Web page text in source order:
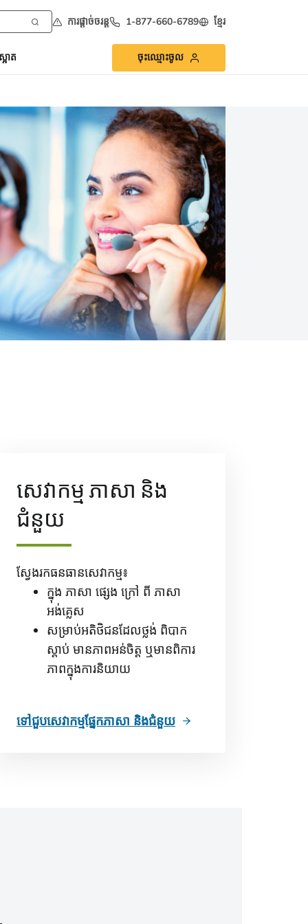
ការផ្ដាច់ចរន្ត 1-877-660-6789 ខ្មែរ
ាត ចុះឈ្មោះចូល
សេវាកម្ម ភាសា និង
ជំនួយ
ស្វែងរកធនធានសេវាកម្ម៖
ក្នុង ភាសា ផ្សេង ក្រៅ ពី ភាសា
អង់គ្លេស
សម្រាប់អតិថិជនដែលថ្លង់ ពិបាក
ស្តាប់ មានភាពអន់ចិត្ត ឬមានពិការ
ភាពក្នុងការនិយាយ
ទៅជួប​សេវាកម្ម​ផ្នែក​ភាសា និង​ជំនួយ